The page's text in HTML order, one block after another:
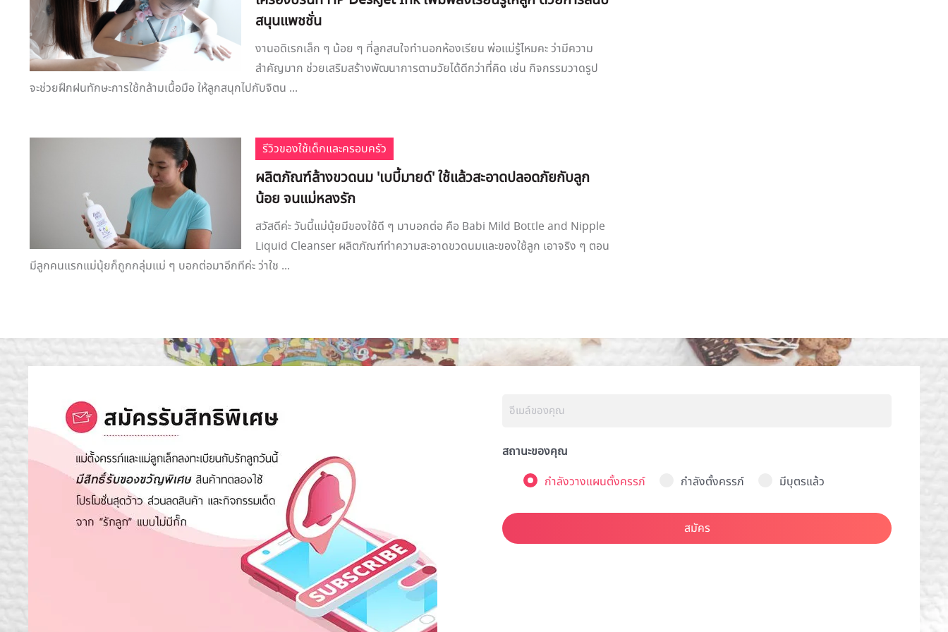
สนุนแพชชั่น
งานอดิเรกเล็ก ๆ น้อย ๆ ที่ลูกสนใจทำนอกห้องเรียน พ่อแม่รู้ไหมคะ ว่ามีความ
สำคัญมาก ช่วยเสริมสร้างพัฒนาการตามวัยได้ดีกว่าที่คิด เช่น กิจกรรมวาดรูป
จะช่วยฝึกฝนทักษะการใช้กล้ามเนื้อมือ ให้ลูกสนุกไปกับจิตน ...
รีวิวของใช้เด็กและครอบครัว
ผลิตภัณฑ์ล้างขวดนม 'เบบี้มายด์' ใช้แล้วสะอาดปลอดภัยกับลูก
น้อย จนแม่หลงรัก
สวัสดีค่ะ วันนี้แม่นุ้ยมีของใช้ดี ๆ มาบอกต่อ คือ Babi Mild Bottle and Nipple
Liquid Cleanser ผลิตภัณฑ์ทำความสะอาดขวดนมและของใช้ลูก เอาจริง ๆ ตอน
มีลูกคนแรกแม่นุ้ยก็ถูกกลุ่มแม่ ๆ บอกต่อมาอีกทีค่ะ ว่าใช ...
สถานะของคุณ
กำลังวางแผนตั้งครรภ์
กำลังตั้งครรภ์ มีบุตรแล้ว
สมัคร